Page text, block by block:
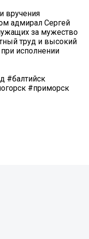
вручения
адмирал Сергей
за мужество
труд и высокий
исполнении
#балтийск
#приморск